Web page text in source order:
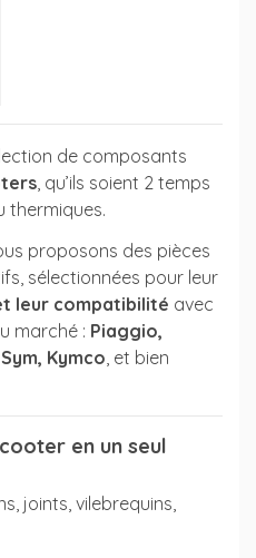
de composants
, qu’ils soient 2 temps
thermiques.
proposons des pièces
sélectionnées pour leur
leur compatibilité avec
marché : Piaggio,
Kymco , et bien
en un seul
joints, vilebrequins,